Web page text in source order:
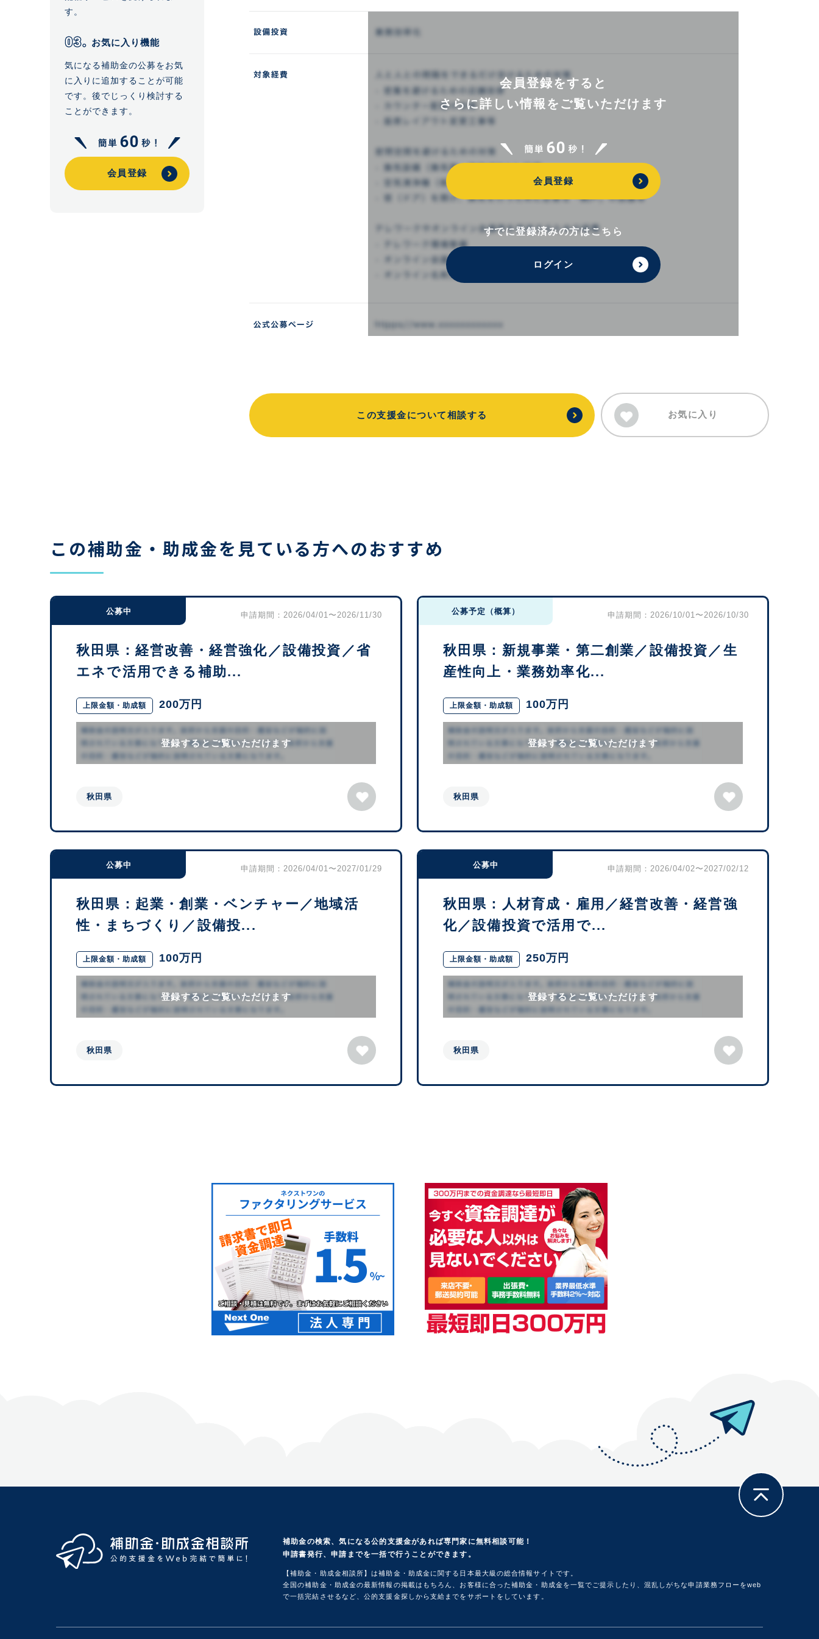
会員登録をすると
さらに詳しい情報を ご覧いただけます
会員登録
すでに登録済みの方はこちら
ログイン
この支援金について相談する お気に入り
す。
お気に入り機能
気になる補助金の公募をお気
に入りに追加することが可能
です。後でじっくり検討する
ことができます。
会員登録
この補助金・助成金を見ている方へのおすすめ
公募中 申請期間：2026/04/01〜2026/11/30
秋田県：経営改善・経営強化／設備投資／省
エネで活用できる補助...
上限金額・助成額 200万円
登録するとご覧いただけます
秋田県
公募予定（概算） 申請期間：2026/10/01〜2026/10/30
秋田県：新規事業・第二創業／設備投資／生
産性向上・業務効率化...
上限金額・助成額 100万円
登録するとご覧いただけます
秋田県
公募中 申請期間：2026/04/01〜2027/01/29
秋田県：起業・創業・ベンチャー／地域活
性・まちづくり／設備投...
上限金額・助成額 100万円
登録するとご覧いただけます
秋田県
公募中 申請期間：2026/04/02〜2027/02/12
秋田県：人材育成・雇用／経営改善・経営強
化／設備投資で活用で...
上限金額・助成額 250万円
登録するとご覧いただけます
秋田県
補助金の検索、気になる公的支援金があれば専門家に無料相談可能！
申請書発行、申請までを一括で行うことができます。
【補助金・助成金相談所】は補助金・助成金に関する日本最大級の総合情報サイトです。
全国の補助金・助成金の最新情報の掲載はもちろん、お客様に合った補助金・助成金を一覧でご提示したり、混乱しがちな申請業務フローをweb
で一括完結させるなど、公的支援金探しから支給までをサポートをしています。